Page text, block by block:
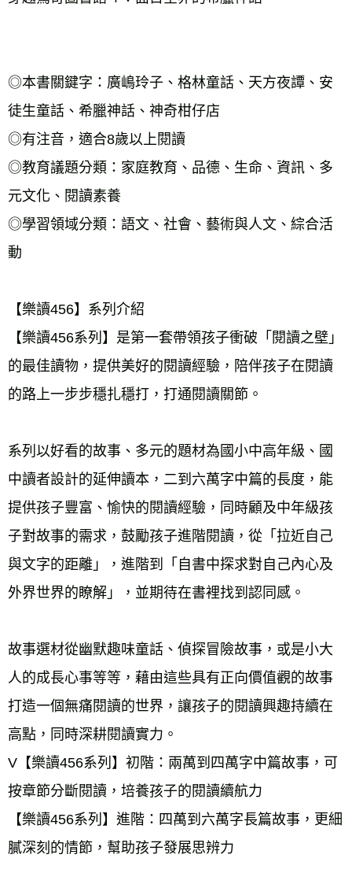
◎本書關鍵字：廣嶋玲子、格林童話、天方夜譚、安
徒生童話、希臘神話、神奇柑仔店
◎有注音，適合8歲以上閱讀
◎教育議題分類：家庭教育、品德、生命、資訊、多
元文化、閱讀素養
◎學習領域分類：語文、社會、藝術與人文、綜合活
動
【樂讀456】系列介紹
【樂讀456系列】是第一套帶領孩子衝破「閱讀之壁」
的最佳讀物，提供美好的閱讀經驗，陪伴孩子在閱讀
的路上一步步穩扎穩打，打通閱讀關節。
系列以好看的故事、多元的題材為國小中高年級、國
中讀者設計的延伸讀本，二到六萬字中篇的長度，能
提供孩子豐富、愉快的閱讀經驗，同時顧及中年級孩
子對故事的需求，鼓勵孩子進階閱讀，從「拉近自己
與文字的距離」，進階到「自書中探求對自己內心及
外界世界的瞭解」，並期待在書裡找到認同感。
故事選材從幽默趣味童話、偵探冒險故事，或是小大
人的成長心事等等，藉由這些具有正向價值觀的故事
打造一個無痛閱讀的世界，讓孩子的閱讀興趣持續在
高點，同時深耕閱讀實力。
V【樂讀456系列】初階：兩萬到四萬字中篇故事，可
按章節分斷閱讀，培養孩子的閱讀續航力
【樂讀456系列】進階：四萬到六萬字長篇故事，更細
膩深刻的情節，幫助孩子發展思辨力